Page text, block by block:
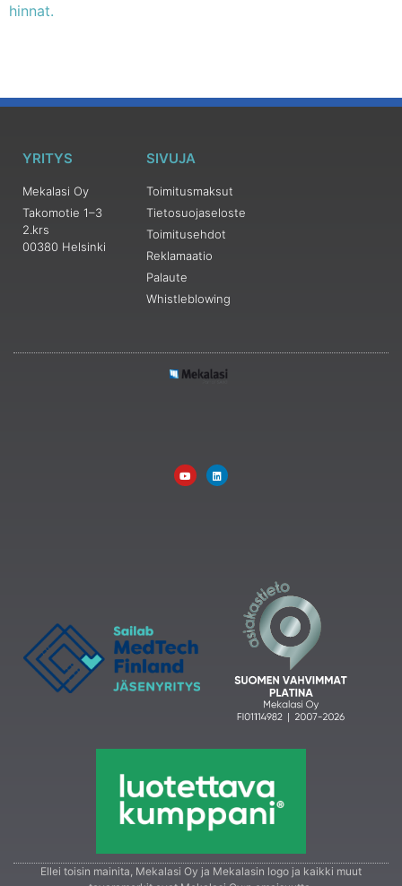
hinnat.
YRITYS
Mekalasi Oy
Takomotie 1–3
2.krs
00380 Helsinki
SIVUJA
Toimitusmaksut
Tietosuojaseloste
Toimitusehdot
Reklamaatio
Palaute
Whistleblowing
Ellei toisin mainita, Mekalasi Oy ja Mekalasin logo ja kaikki muut